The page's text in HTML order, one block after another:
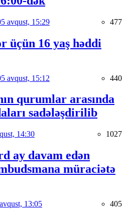
avqust, 15:29 477
üçün 16 yaş həddi
avqust, 15:12 440
qurumlar arasında
sadələşdirilib
14:30 1027
ay davam edən
müraciətə
13:05 405